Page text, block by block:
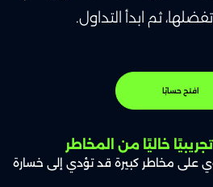
ثم ابدأ التداول.
افتح حسابًا
خاليًا من المخاطر
على مخاطر كبيرة قد تؤدي إلى خسارة